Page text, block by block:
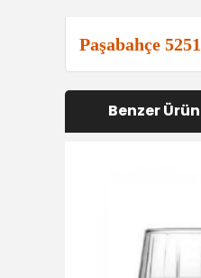
Paşabahçe
Benzer